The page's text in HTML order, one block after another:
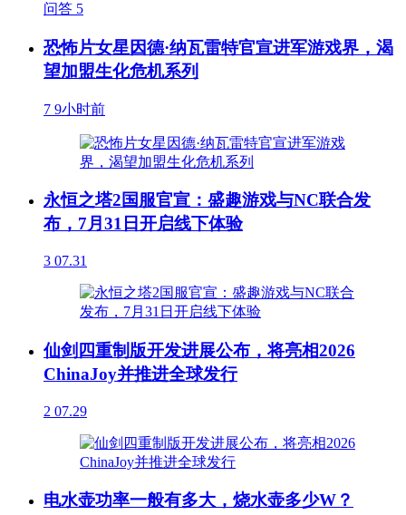
问答 5
恐怖片女星因德·纳瓦雷特官宣进军游戏界，渴
望加盟生化危机系列
7 9小时前
永恒之塔2国服官宣：盛趣游戏与NC联合发
布，7月31日开启线下体验
3 07.31
仙剑四重制版开发进展公布，将亮相2026
ChinaJoy并推进全球发行
2 07.29
电水壶功率一般有多大，烧水壶多少W？